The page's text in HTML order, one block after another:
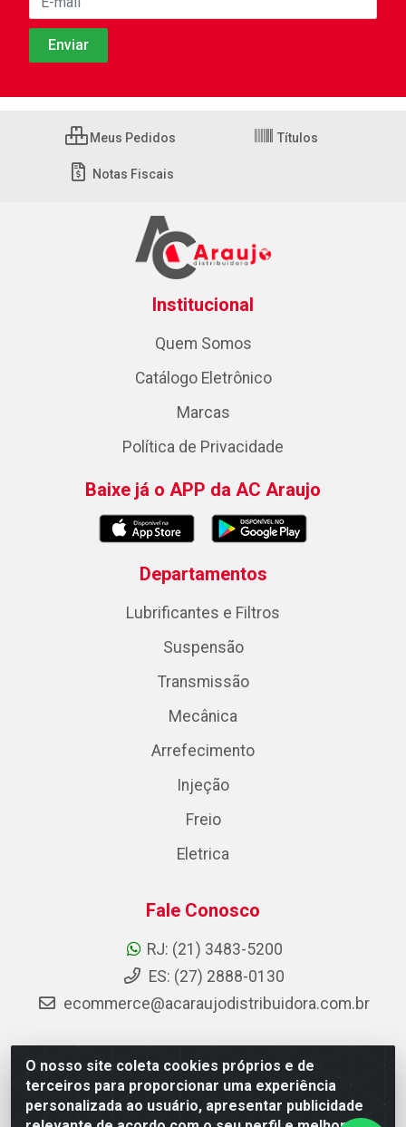
O nosso site coleta cookies próprios e de
terceiros para proporcionar uma experiência
personalizada ao usuário, apresentar publicidade
Meus Pedidos Títulos
Notas Fiscais
Institucional
Quem Somos
Catálogo Eletrônico
Marcas
Política de Privacidade
Baixe já o APP da AC Araujo
Departamentos
Lubrificantes e Filtros
Suspensão
Transmissão
Mecânica
Arrefecimento
Injeção
Freio
Eletrica
Fale Conosco
RJ: (21) 3483-5200
ES: (27) 2888-0130
ecommerce@acaraujodistribuidora.com.br
AC Araujo Distribuidora - Rua Carneiro de Campos, 42 -
São Cristóvão, Rio de Janeiro/RJ - CEP 20.920-410 -
CNPJ 08.744.753/0003-85